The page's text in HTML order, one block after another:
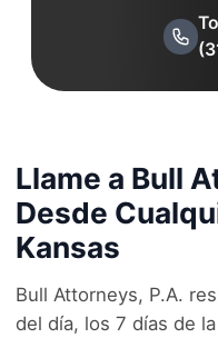
Llame a Bull
Desde
Kansas
Bull Attorneys, P.A.
del día, los 7 días de